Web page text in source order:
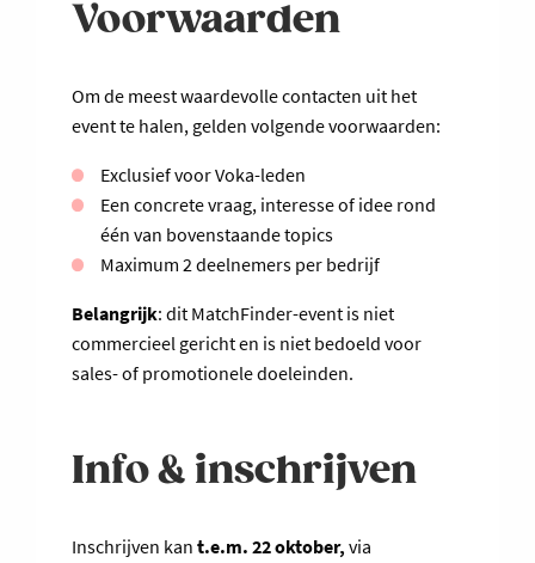
Voorwaarden
Om de meest waardevolle contacten uit het
event te halen, gelden volgende voorwaarden:
Exclusief voor Voka-leden
Een concrete vraag, interesse of idee rond
één van bovenstaande topics
Maximum 2 deelnemers per bedrijf
Belangrijk: dit MatchFinder-event is niet
commercieel gericht en is niet bedoeld voor
sales- of promotionele doeleinden.
Info & inschrijven
Inschrijven kan t.e.m. 22 oktober, via